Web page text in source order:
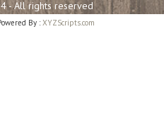
- All rights reserved
By :XYZScripts.com